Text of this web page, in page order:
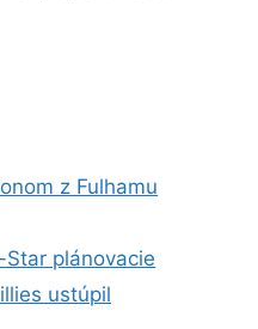
z Fulhamu
plánovacie
ustúpil